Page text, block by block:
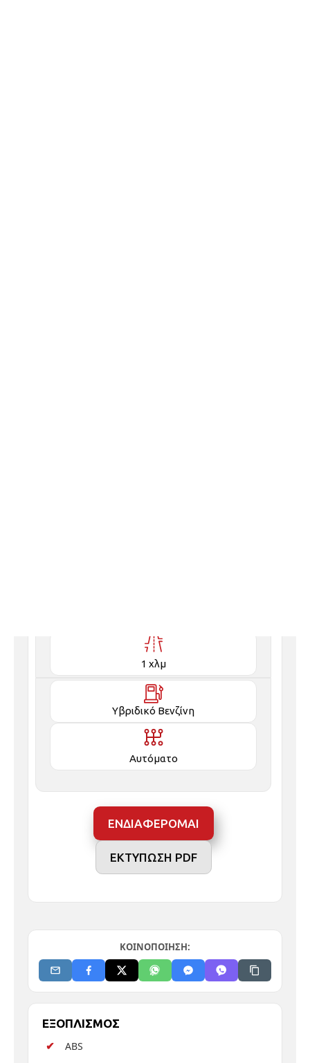
1 χλμ
Υβριδικό Βενζίνη
Αυτόματο
ΕΝΔΙΑΦΕΡΟΜΑΙ
ΕΚΤΥΠΩΣΗ PDF
ΚΟΙΝΟΠΟΙΗΣΗ:
ΕΞΟΠΛΙΣΜΟΣ
ABS